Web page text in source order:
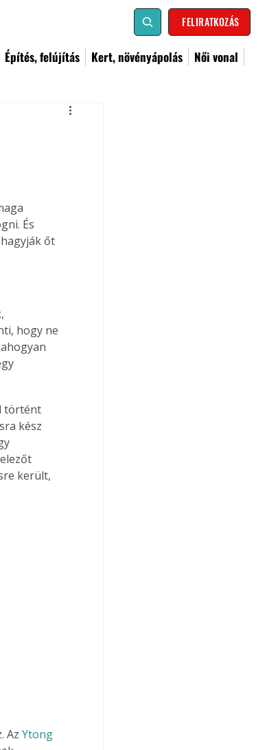
FELIRATKOZÁS
Építés, felújítás Kert, növényápolás
Női vonal
És
őt
hogy ne
történt
kész
került,
Az Ytong